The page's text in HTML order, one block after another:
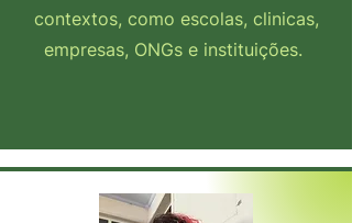
contextos, como escolas, clinicas,
empresas, ONGs e instituições.